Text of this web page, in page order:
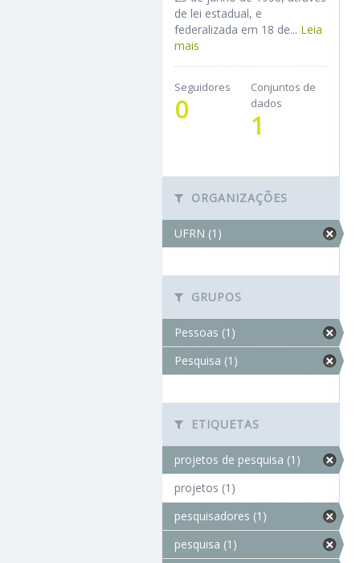
de lei estadual, e
federalizada em 18 de... Leia
mais
Seguidores
0
Conjuntos de
dados
1
ORGANIZAÇÕES
UFRN (1)
GRUPOS
Pessoas (1)
Pesquisa (1)
ETIQUETAS
projetos de pesquisa (1)
projetos (1)
pesquisadores (1)
pesquisa (1)